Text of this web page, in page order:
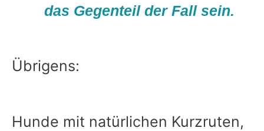
das Gegenteil der Fall sein.
Übrigens:
Hunde mit natürlichen Kurzruten,